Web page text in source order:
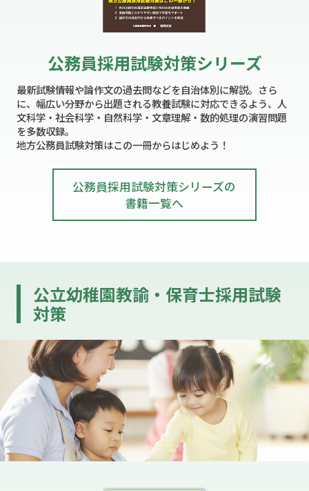
公務員採用試験対策シリーズ
最新試験情報や論作文の過去問などを自治体別に解説。さら
に、幅広い分野から出題される教養試験に対応できるよう、人
文科学・社会科学・自然科学・文章理解・数的処理の演習問題
を多数収録。
地方公務員試験対策はこの一冊からはじめよう！
公務員採用試験対策シリーズの
書籍一覧へ
公立幼稚園教諭・保育士採用試験
対策